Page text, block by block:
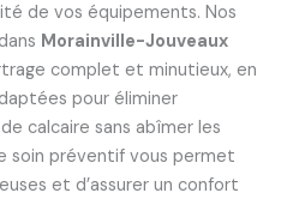
de vos équipements. Nos
Morainville-Jouveaux
complet et minutieux, en
pour éliminer
calcaire sans abîmer les
soin préventif vous permet
et d’assurer un confort